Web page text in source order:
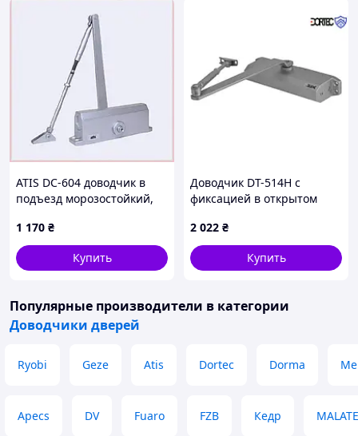
ATIS DC-604 доводчик в
подъезд морозостойкий,
1 170 ₴
Купить
Доводчик DT-514H с
фиксацией в открытом
248x45x72, серебро
2 022 ₴
Купить
Популярные производители в категории
Доводчики дверей
Ryobi Geze Atis Dortec Dorma
Apecs DV Fuaro FZB Кедр